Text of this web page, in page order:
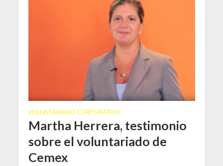
VOLUNTARIADO CORPORATIVO
Martha Herrera, testimonio
sobre el voluntariado de
Cemex